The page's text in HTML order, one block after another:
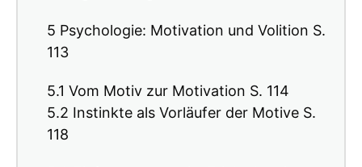
5 Psychologie: Motivation und Volition S.
113
5.1 Vom Motiv zur Motivation S. 114
5.2 Instinkte als Vorläufer der Motive S.
118